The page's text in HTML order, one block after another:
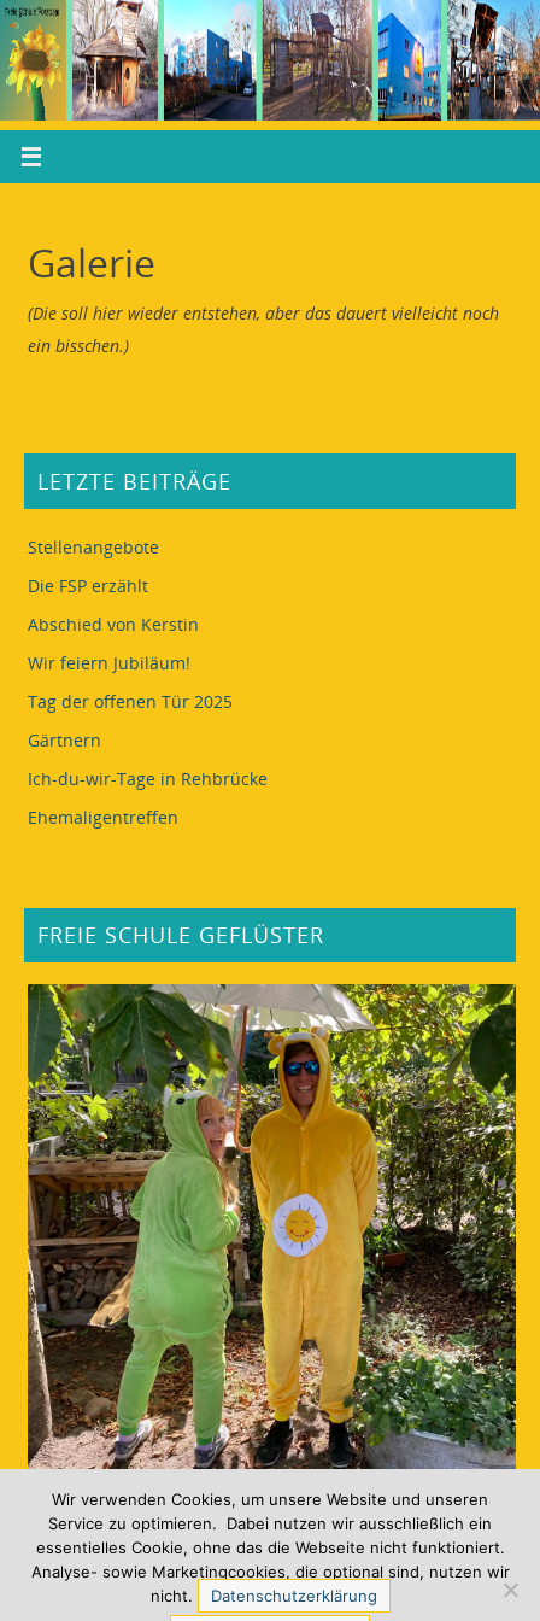
Galerie
(Die soll hier wieder entstehen, aber das dauert vielleicht noch
ein bisschen.)
LETZTE BEITRÄGE
Stellenangebote
Die FSP erzählt
Abschied von Kerstin
Wir feiern Jubiläum!
Tag der offenen Tür 2025
Gärtnern
Ich-du-wir-Tage in Rehbrücke
Ehemaligentreffen
FREIE SCHULE GEFLÜSTER
Freie Schule Geflüster0
Wir verwenden Cookies, um unsere Website und unseren
Service zu optimieren. Dabei nutzen wir ausschließlich ein
essentielles Cookie, ohne das die Webseite nicht funktioniert.
Analyse- sowie Marketingcookies, die optional sind, nutzen wir
nicht.
Datenschutzerklärung